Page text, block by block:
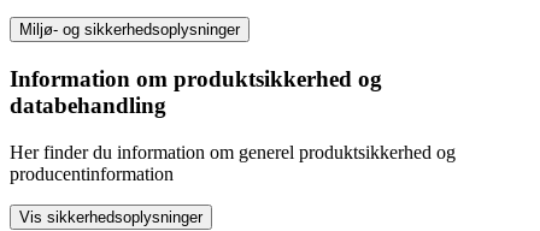
Miljø- og sikkerhedsoplysninger
Information om produktsikkerhed og
databehandling
Her finder du information om generel produktsikkerhed og
producentinformation
Vis sikkerhedsoplysninger